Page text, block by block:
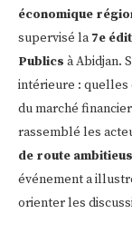
économique
supervisé la7e
Publics à Abidjan.
intérieure : quelles
du marché
rassemblé les
de route
événement a
orienter les